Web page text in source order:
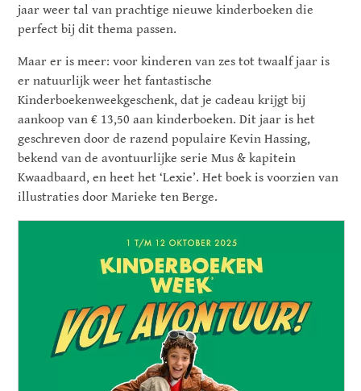
jaar weer tal van prachtige nieuwe kinderboeken die
perfect bij dit thema passen.
Maar er is meer: voor kinderen van zes tot twaalf jaar is
er natuurlijk weer het fantastische
Kinderboekenweekgeschenk, dat je cadeau krijgt bij
aankoop van € 13,50 aan kinderboeken. Dit jaar is het
geschreven door de razend populaire Kevin Hassing,
bekend van de avontuurlijke serie Mus & kapitein
Kwaadbaard, en heet het ‘Lexie’. Het boek is voorzien van
illustraties door Marieke ten Berge.